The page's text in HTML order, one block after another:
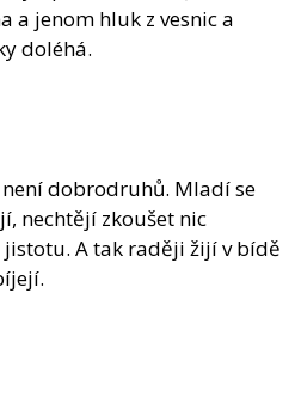
a jenom hluk z vesnic a
doléhá.
dobrodruhů. Mladí se
nechtějí zkoušet nic
jistotu. A tak raději žijí v bídě